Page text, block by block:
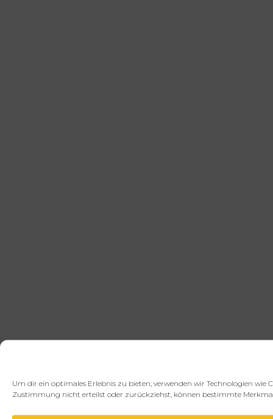
Um dir ein optimales Erlebnis zu bieten, verwenden wir Technologien
Zustimmung nicht erteilst oder zurückziehst, können bestimmte